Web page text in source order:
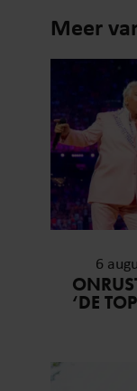
Meer
6
‘DE